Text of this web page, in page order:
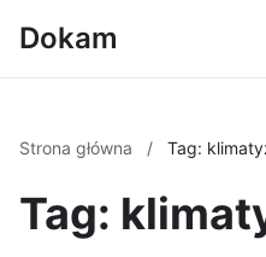
Dokam
Strona główna / Tag:
Tag: